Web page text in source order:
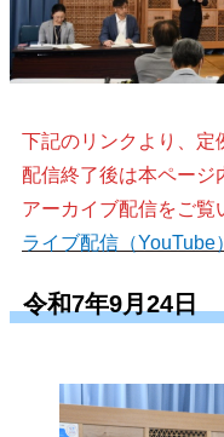
下記のリンクより、定
配信終了後は本ページ
アーカイブ配信をご覧
ライブ配信（YouTube）
令和7年9月24日